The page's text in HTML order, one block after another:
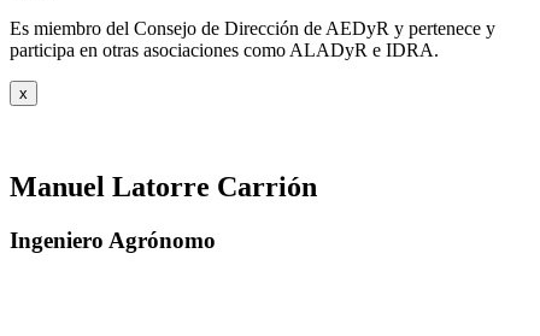
Es miembro del Consejo de Dirección de AEDyR y pertenece y
participa en otras asociaciones como ALADyR e IDRA.
x
Manuel Latorre Carrión
Ingeniero Agrónomo